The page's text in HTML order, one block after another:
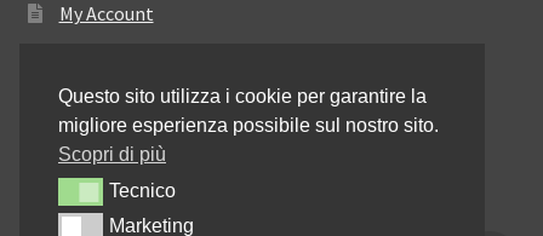
My Account
Resi e rimborsi
Annullamento dell’ordine
Informativa sulla privacy
Questo sito utilizza i cookie per garantire la
migliore esperienza possibile sul nostro sito.
Scopri di più
TecnicoTecnico
MarketingMarketing